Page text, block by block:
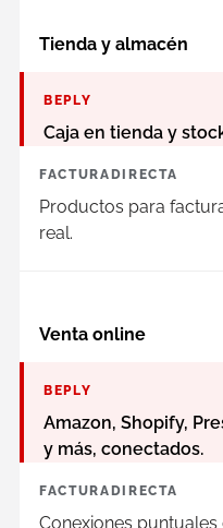
Tienda y almacén
BEPLY
Caja en tienda y
FACTURADIRECTA
Productos para
real.
Venta online
BEPLY
Amazon, Shopify,
y más, conectados.
FACTURADIRECTA
Conexiones